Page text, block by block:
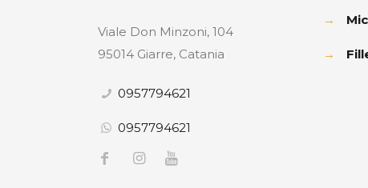
Viale Don Minzoni, 104
95014 Giarre, Catania
0957794621
0957794621
→
→